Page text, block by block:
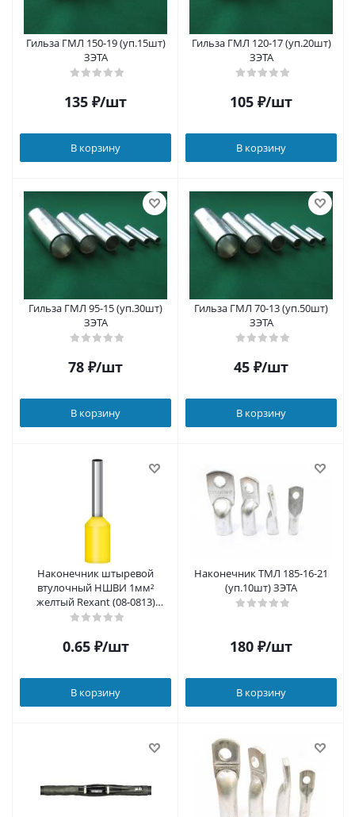
Гильза ГМЛ 150-19 (уп.15шт)
ЗЭТА
135 ₽/шт
В корзину
Гильза ГМЛ 120-17 (уп.20шт)
ЗЭТА
105 ₽/шт
В корзину
Гильза ГМЛ 95-15 (уп.30шт)
ЗЭТА
78 ₽/шт
В корзину
Гильза ГМЛ 70-13 (уп.50шт)
ЗЭТА
45 ₽/шт
В корзину
Наконечник штыревой
втулочный НШВИ 1мм²
желтый Rexant (08-0813)
(100шт/уп)
0.65₽/шт
В корзину
Наконечник ТМЛ 185-16-21
(уп.10шт) ЗЭТА
180 ₽/шт
В корзину